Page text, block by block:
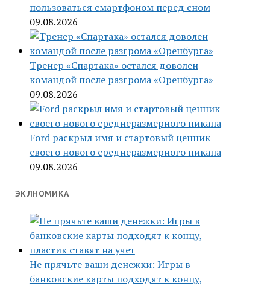
пользоваться смартфоном перед сном
09.08.2026
Тренер «Спартака» остался доволен
командой после разгрома «Оренбурга»
09.08.2026
Ford раскрыл имя и стартовый ценник
своего нового среднеразмерного пикапа
09.08.2026
ЭКЛНОМИКА
Не прячьте ваши денежки: Игры в
банковские карты подходят к концу,